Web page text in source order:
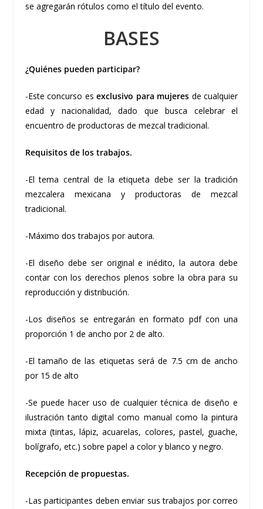
se agregarán rótulos como el título del evento.
BASES
¿Quiénes pueden participar?
-Este concurso esexclusivo para mujeres de cualquier
edad y nacionalidad, dado que busca celebrar el
encuentro de productoras de mezcal tradicional.
Requisitos de los trabajos.
-El tema central de la etiqueta debe ser la tradición
mezcalera mexicana y productoras de mezcal
tradicional.
-Máximo dos trabajos por autora.
-El diseño debe ser original e inédito, la autora debe
contar con los derechos plenos sobre la obra para su
reproducción y distribución.
-Los diseños se entregarán en formato pdf con una
proporción 1 de ancho por 2 de alto.
-El tamaño de las etiquetas será de 7.5 cm de ancho
por 15 de alto
-Se puede hacer uso de cualquier técnica de diseño e
ilustración tanto digital como manual como la pintura
mixta (tintas, lápiz, acuarelas, colores, pastel, guache,
bolígrafo, etc.) sobre papel a color y blanco y negro.
Recepción de propuestas.
-Las participantes deben enviar sus trabajos por correo